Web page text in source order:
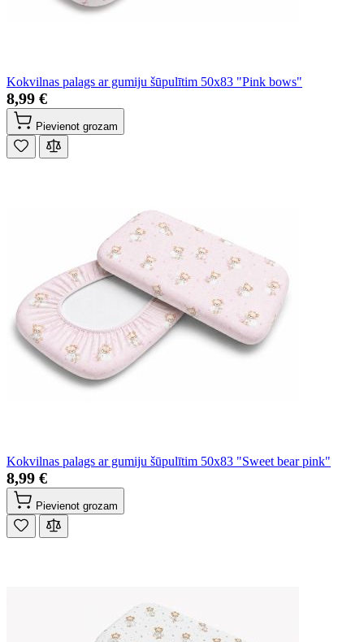
Kokvilnas palags ar gumiju šūpulītim 50x83 "Pink bows"
8,99 €
Pievienot grozam
Kokvilnas palags ar gumiju šūpulītim 50x83 "Sweet bear pink"
8,99 €
Pievienot grozam